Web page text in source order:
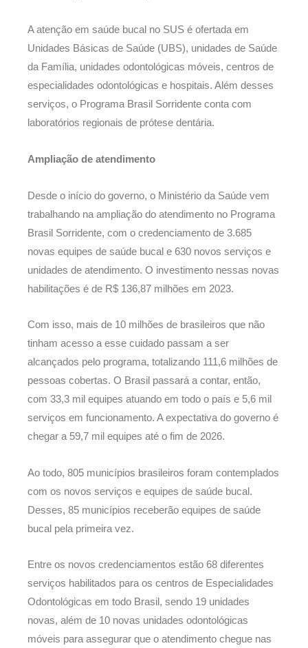
A atenção em saúde bucal no SUS é ofertada em
Unidades Básicas de Saúde (UBS), unidades de Saúde
da Família, unidades odontológicas móveis, centros de
especialidades odontológicas e hospitais. Além desses
serviços, o Programa Brasil Sorridente conta com
laboratórios regionais de prótese dentária.
Ampliação de atendimento
Desde o início do governo, o Ministério da Saúde vem
trabalhando na ampliação do atendimento no Programa
Brasil Sorridente, com o credenciamento de 3.685
novas equipes de saúde bucal e 630 novos serviços e
unidades de atendimento. O investimento nessas novas
habilitações é de R$ 136,87 milhões em 2023.
Com isso, mais de 10 milhões de brasileiros que não
tinham acesso a esse cuidado passam a ser
alcançados pelo programa, totalizando 111,6 milhões de
pessoas cobertas. O Brasil passará a contar, então,
com 33,3 mil equipes atuando em todo o país e 5,6 mil
serviços em funcionamento. A expectativa do governo é
chegar a 59,7 mil equipes até o fim de 2026.
Ao todo, 805 municípios brasileiros foram contemplados
com os novos serviços e equipes de saúde bucal.
Desses, 85 municípios receberão equipes de saúde
bucal pela primeira vez.
Entre os novos credenciamentos estão 68 diferentes
serviços habilitados para os centros de Especialidades
Odontológicas em todo Brasil, sendo 19 unidades
novas, além de 10 novas unidades odontológicas
móveis para assegurar que o atendimento chegue nas